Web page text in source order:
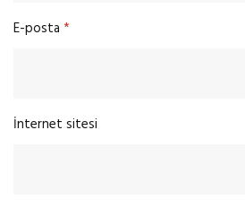
E-posta *
İnternet sitesi